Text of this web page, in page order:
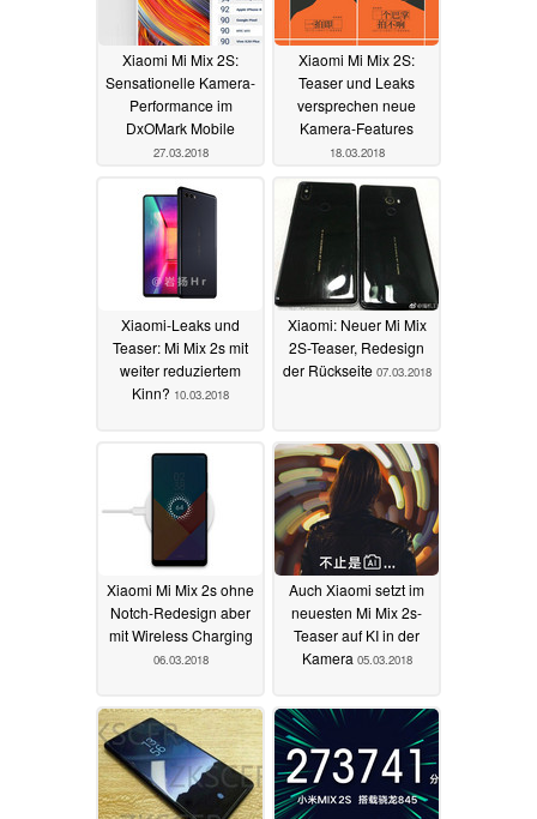
Xiaomi Mi Mix 2S:
Sensationelle Kamera-
Performance im
DxOMark Mobile
27.03.2018
Xiaomi Mi Mix 2S:
Teaser und Leaks
versprechen neue
Kamera-Features
18.03.2018
Xiaomi-Leaks und
Teaser: Mi Mix 2s mit
weiter reduziertem
Kinn? 10.03.2018
Xiaomi: Neuer Mi Mix
2S-Teaser, Redesign
der Rückseite 07.03.2018
Xiaomi Mi Mix 2s ohne
Notch-Redesign aber
mit Wireless Charging
06.03.2018
Auch Xiaomi setzt im
neuesten Mi Mix 2s-
Teaser auf KI in der
Kamera 05.03.2018